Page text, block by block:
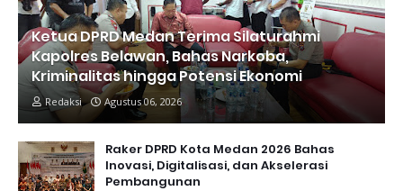
Ketua DPRD Medan Terima Silaturahmi
Kapolres Belawan, Bahas Narkoba,
Kriminalitas hingga Potensi Ekonomi
Redaksi Agustus 06, 2026
Raker DPRD Kota Medan 2026 Bahas
Inovasi, Digitalisasi, dan Akselerasi
Pembangunan